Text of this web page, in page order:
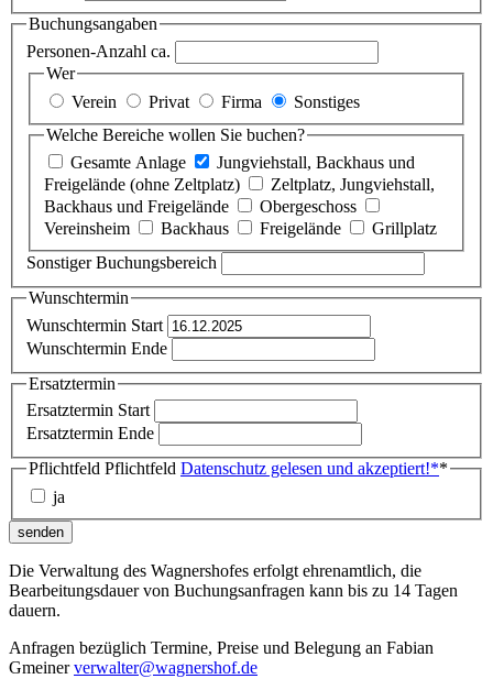
Buchungsangaben
Personen-Anzahl ca.
Wer
Verein
Privat Firma
Sonstiges
Welche Bereiche wollen Sie buchen?
Gesamte Anlage
Jungviehstall, Backhaus und
Freigelände (ohne Zeltplatz)
Zeltplatz, Jungviehstall,
Backhaus und Freigelände
Obergeschoss
Vereinsheim
Backhaus Freigelände
Grillplatz
Sonstiger Buchungsbereich
Wunschtermin
Wunschtermin Start
Wunschtermin Ende
Ersatztermin
Ersatztermin Start
Ersatztermin Ende
Pflichtfeld Pflichtfeld Datenschutz gelesen und akzeptiert!**
ja
senden
Die Verwaltung des Wagnershofes erfolgt ehrenamtlich, die
Bearbeitungsdauer von Buchungsanfragen kann bis zu 14 Tagen
dauern.
Anfragen bezüglich Termine, Preise und Belegung an Fabian
Gmeinerverwalter@wagnershof.de